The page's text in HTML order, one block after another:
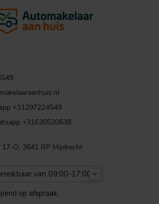
+31297224549
+31630520638
17-O, 3641 RP Mijdrecht
van 09:00-17:00u
op afspraak.